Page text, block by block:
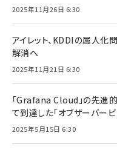
2025年11月26日 6:30
アイレット、KDDIの属人化
解消へ
2025年11月21日 6:30
「Grafana Cloud」の先進
て到達した「オブザーバービ
2025年5月15日 6:30